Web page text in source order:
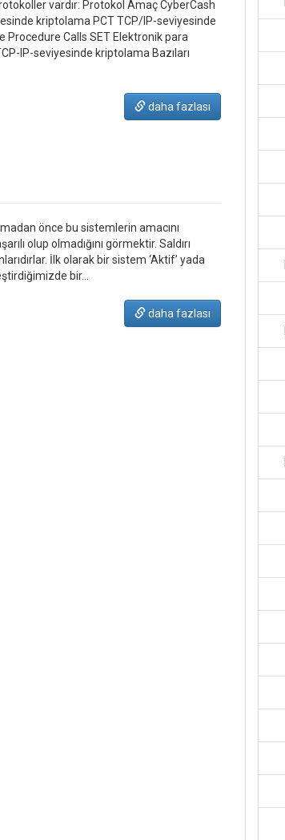
vardır: Protokol Amaç CyberCash
kriptolama PCT TCP/IP-seviyesinde
Procedure Calls SET Elektronik para
IP-seviyesinde kriptolama Bazıları
daha fazlası
önce bu sistemlerin amacını
olup olmadığını görmektir. Saldırı
İlk olarak bir sistem ‘Aktif’ yada
bir…
daha fazlası